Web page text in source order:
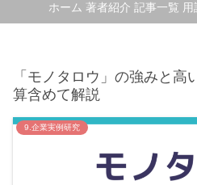
ホーム 著者紹介 記事一覧
「モノタロウ」の強みと
算含めて解説
9.企業実例研究